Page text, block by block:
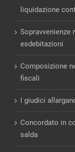
liquidazione
Sopravvenienze
esdebitazioni
Composizione
fiscali
I giudici
Concordato in
salda